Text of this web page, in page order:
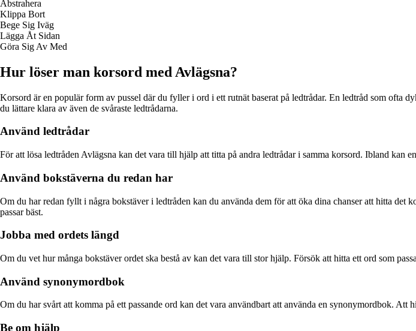
Abstrahera
Klippa Bort
Bege Sig Iväg
Lägga Åt Sidan
Göra Sig Av Med
Hur löser man korsord med Avlägsna?
Korsord är en populär form av pussel där du fyller i ord i ett rutnät baserat på ledtrådar. En ledtråd som ofta
du lättare klara av även de svåraste ledtrådarna.
Använd ledtrådar
För att lösa ledtråden Avlägsna kan det vara till hjälp att titta på andra ledtrådar i samma korsord. Ibland kan
Använd bokstäverna du redan har
Om du har redan fyllt i några bokstäver i ledtråden kan du använda dem för att öka dina chanser att hitta
passar bäst.
Jobba med ordets längd
Om du vet hur många bokstäver ordet ska bestå av kan det vara till stor hjälp. Försök att hitta ett ord som
Använd synonymordbok
Om du har svårt att komma på ett passande ord kan det vara användbart att använda en synonymordbok.
Be om hjälp